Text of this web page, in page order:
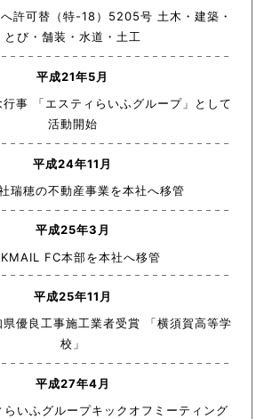
許可替（特-18）5205号 土木・建築・
とび・舗装・水道・土工
平成21年5月
事 「エスティらいふグループ」として
活動開始
平成24年11月
瑞穂の不動産事業を本社へ移管
平成25年3月
FC本部を本社へ移管
平成25年11月
優良工事施工業者受賞 「横須賀高等学
校」
平成27年4月
らいふグループキックオフミーティング